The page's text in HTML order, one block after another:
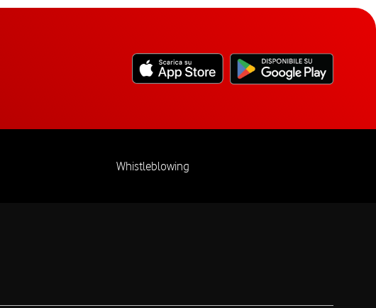
Whistleblowing